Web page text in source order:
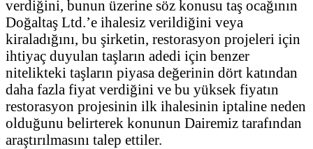
verdiğini, bunun üzerine söz konusu taş ocağının
Doğaltaş Ltd.’e ihalesiz verildiğini veya
kiraladığını, bu şirketin, restorasyon projeleri için
ihtiyaç duyulan taşların adedi için benzer
nitelikteki taşların piyasa değerinin dört katından
daha fazla fiyat verdiğini ve bu yüksek fiyatın
restorasyon projesinin ilk ihalesinin iptaline neden
olduğunu belirterek konunun Dairemiz tarafından
araştırılmasını talep ettiler.